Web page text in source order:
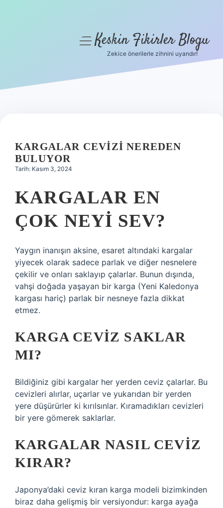
Hakkımızda
menüyüKeskin Fikirler Blogu
Zekice önerilerle zihnini uyandır!
KARGALAR CEVIZI NEREDEN
BULUYOR
Tarih: Kasım 3, 2024
KARGALAR EN
ÇOK NEYI SEV?
Yaygın inanışın aksine, esaret altındaki kargalar
yiyecek olarak sadece parlak ve diğer nesnelere
çekilir ve onları saklayıp çalarlar. Bunun dışında,
vahşi doğada yaşayan bir karga (Yeni Kaledonya
kargası hariç) parlak bir nesneye fazla dikkat
etmez.
KARGA CEVIZ SAKLAR
MI?
Bildiğiniz gibi kargalar her yerden ceviz çalarlar. Bu
cevizleri alırlar, uçarlar ve yukarıdan bir yerden
yere düşürürler ki kırılsınlar. Kıramadıkları cevizleri
bir yere gömerek saklarlar.
KARGALAR NASIL CEVIZ
KIRAR?
Japonya’daki ceviz kıran karga modeli bizimkinden
biraz daha gelişmiş bir versiyondur: karga ayağa